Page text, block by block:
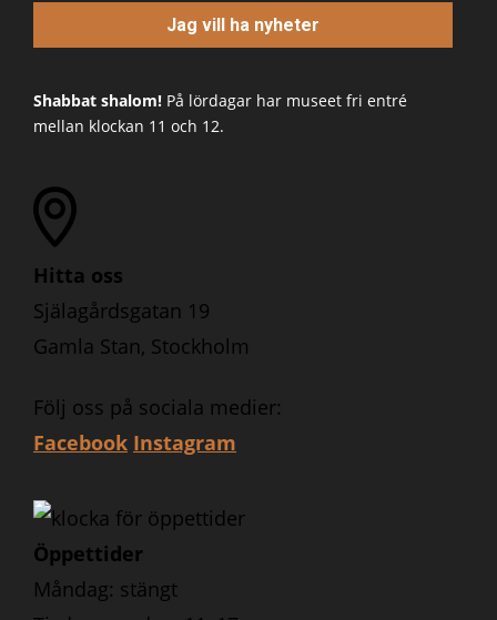
Shabbat shalom! På lördagar har museet fri entré
mellan klockan 11 och 12.
Hitta oss
Själagårdsgatan 19
Gamla Stan, Stockholm
Följ oss på sociala medier:
Facebook Instagram
Öppettider
Måndag: stängt